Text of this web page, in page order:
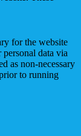
for the website
data via
as non-necessary
to running